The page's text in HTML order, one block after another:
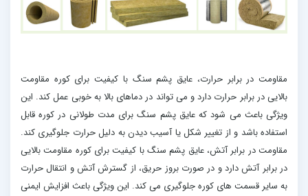
مقاومت در برابر حرارت، عایق پشم سنگ با کیفیت برای کوره مقاومت
بالایی در برابر حرارت دارد و می تواند در دماهای بالا به خوبی عمل کند. این
ویژگی باعث می شود که عایق پشم سنگ برای مدت طولانی در کوره قابل
استفاده باشد و از تغییر شکل یا آسیب دیدن به دلیل حرارت جلوگیری کند.
مقاومت در برابر آتش، عایق پشم سنگ با کیفیت برای کوره مقاومت بالایی
در برابر آتش دارد و در صورت بروز حریق، از گسترش آتش و انتقال حرارت
به سایر قسمت های کوره جلوگیری می کند. این ویژگی باعث افزایش ایمنی